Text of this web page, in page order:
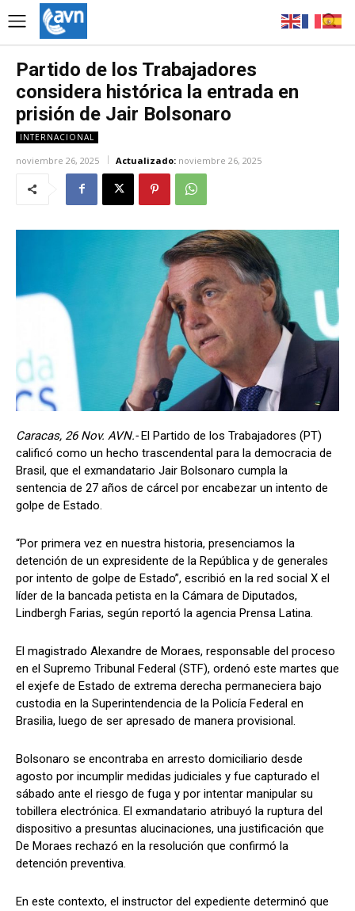
Partido de los Trabajadores
considera histórica la entrada en
prisión de Jair Bolsonaro
INTERNACIONAL
noviembre 26, 2025 Actualizado: noviembre 26, 2025
Caracas, 26 Nov. AVN.- El Partido de los Trabajadores (PT)
calificó como un hecho trascendental para la democracia de
Brasil, que el exmandatario Jair Bolsonaro cumpla la
sentencia de 27 años de cárcel por encabezar un intento de
golpe de Estado.
“Por primera vez en nuestra historia, presenciamos la
detención de un expresidente de la República y de generales
por intento de golpe de Estado”, escribió en la red social X el
líder de la bancada petista en la Cámara de Diputados,
Lindbergh Farias, según reportó la agencia Prensa Latina.
El magistrado Alexandre de Moraes, responsable del proceso
en el Supremo Tribunal Federal (STF), ordenó este martes que
el exjefe de Estado de extrema derecha permaneciera bajo
custodia en la Superintendencia de la Policía Federal en
Brasilia, luego de ser apresado de manera provisional.
Bolsonaro se encontraba en arresto domiciliario desde
agosto por incumplir medidas judiciales y fue capturado el
sábado ante el riesgo de fuga y por intentar manipular su
tobillera electrónica. El exmandatario atribuyó la ruptura del
dispositivo a presuntas alucinaciones, una justificación que
De Moraes rechazó en la resolución que confirmó la
detención preventiva.
En este contexto, el instructor del expediente determinó que